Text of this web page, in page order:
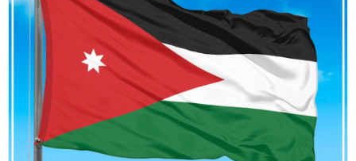
Флаги Украины
Флаги Мира по
Континентам
Флаги Международных